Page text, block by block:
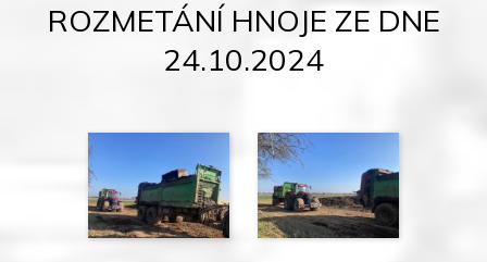
ROZMETÁNÍ HNOJE ZE DNE
24.10.2024